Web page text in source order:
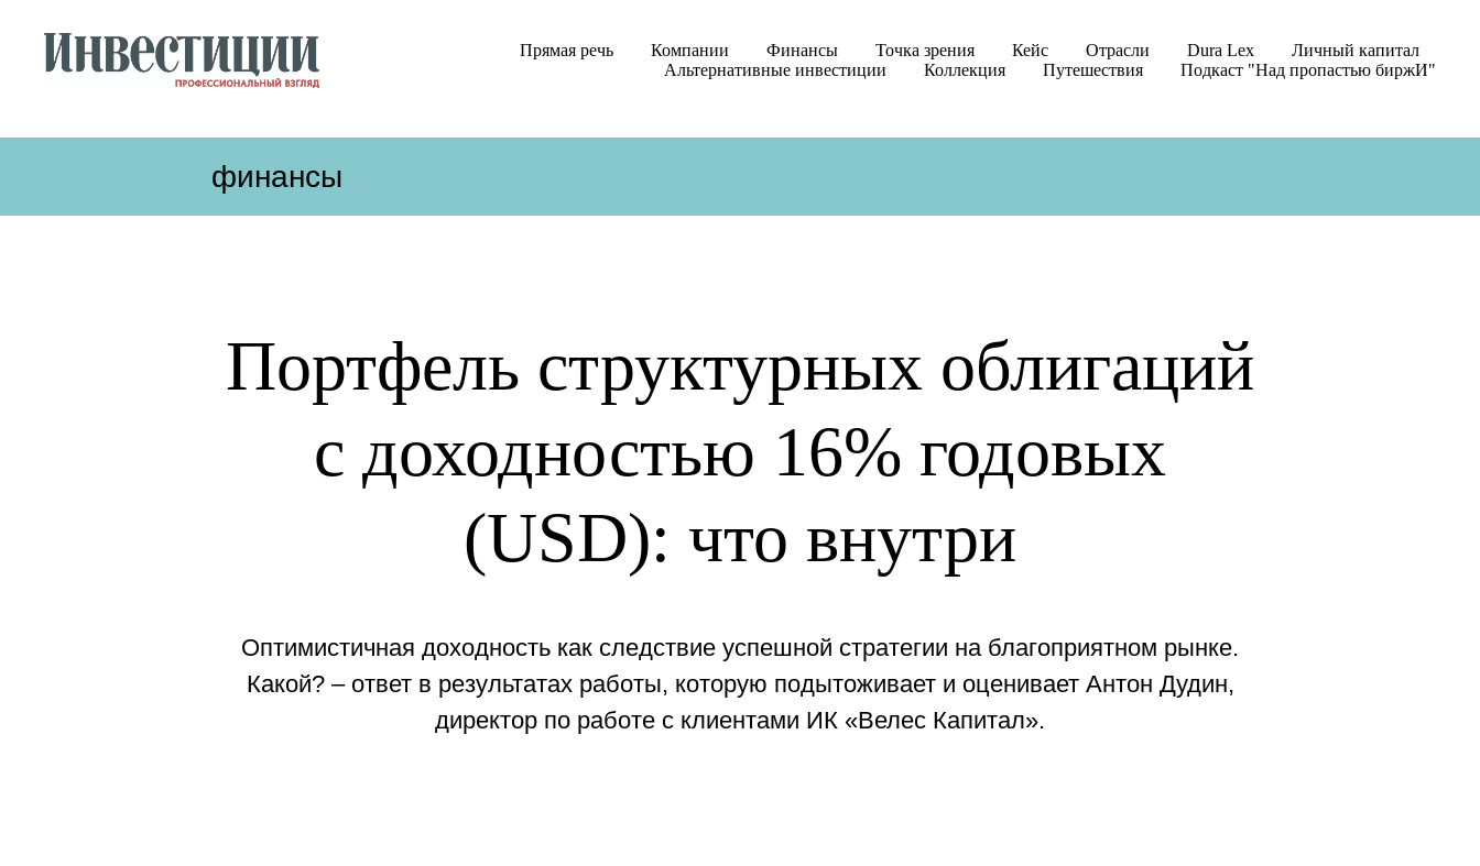
Прямая речь Компании Финансы Точка зрения Кейс Отрасли Dura Lex
Личный капитал
Альтернативные инвестиции
Коллекция Путешествия Подкаст "Над пропастью биржИ"
финансы
Портфель структурных облигаций
с доходностью 16% годовых
(USD): что внутри
Оптимистичная доходность как следствие успешной стратегии на благоприятном рынке.
Какой? – ответ в результатах работы, которую подытоживает и оценивает Антон Дудин,
директор по работе с клиентами ИК «Велес Капитал».